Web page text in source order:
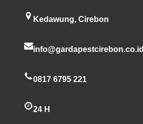
Kedawung, Cirebon
info@gardapestcirebon.co.id
0817 6795 221
24 H